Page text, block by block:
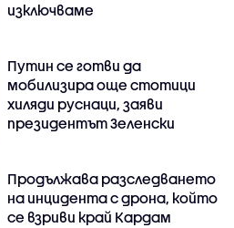
изключваме
Путин се готви да
мобилизира още стотици
хиляди руснаци, заяви
президентът Зеленски
Продължава разследването
на инцидента с дрона, който
се взриви край Кардам